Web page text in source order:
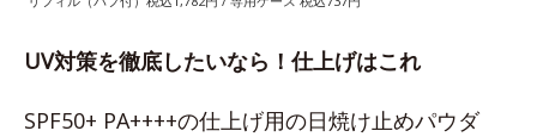
UV対策を徹底したいなら！仕上げはこれ
SPF50+ PA++++の仕上げ用の日焼け止めパウダ